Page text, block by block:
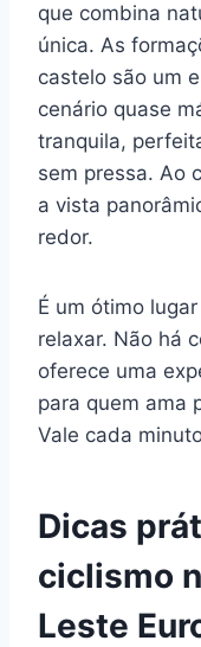
que combina
única. As
castelo são um
cenário quase
tranquila,
sem pressa. Ao
a vista
redor.
É um ótimo
relaxar. Não há
oferece uma
para quem ama
Vale cada
Dicas
ciclismo
Leste